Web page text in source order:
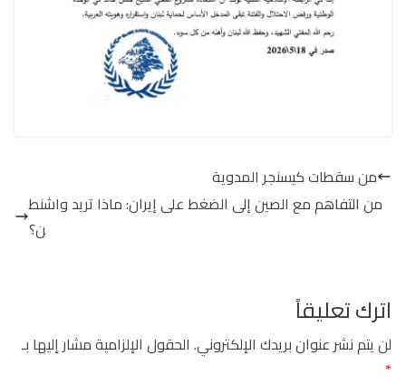
من سقطات كيسنجر المدوية
من التفاهم مع الصين إلى الضغط على إيران: ماذا تريد واشنط
ن؟
اترك تعليقاً
لن يتم نشر عنوان بريدك الإلكتروني. الحقول الإلزامية مشار إليها بـ
*